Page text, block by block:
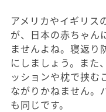
アメリカやイギリス
が、日本の赤ちゃん
ませんよね。寝返り
にしましょう。また
ッションや枕で挟む
ながりかねません。
も同じです。